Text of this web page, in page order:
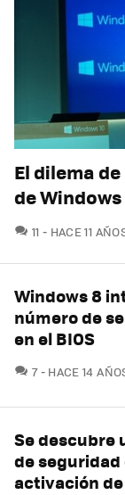
El dilema
de Windows
11 COMENTARIOS
HACE 11
Windows 8
número de
en el BIOS
7COMENTARIOS
HACE 14
Se descubre
de seguridad
activación